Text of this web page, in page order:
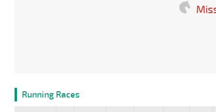
Running Races